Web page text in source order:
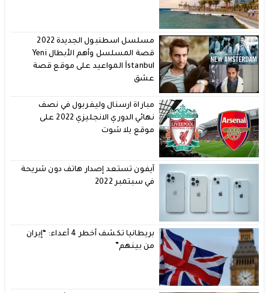
مسلسل اسطنبول الجديدة 2022
قصة المسلسل وأهم الأبطال Yeni
İstanbul المواعيد على موقع قصة
عشق
مباراة ارسنال وليفربول في نصف
نهائي الدوري الانجليزي 2022 على
موقع يلا شوت
آيفون تستعد إصدار هاتف دون شريحة
في سبتمبر 2022
بريطانيا تكشف أخطر 4 أعداء: “إيران
من بينهم”